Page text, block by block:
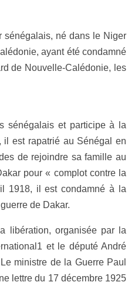
sénégalais, né dans le Niger
ayant été condamné
de Nouvelle-Calédonie, les
sénégalais et participe à la
il est rapatrié au Sénégal en
de rejoindre sa famille au
pour « complot contre la
1918, il est condamné à la
de Dakar.
libération, organisée par la
et le député André
ministre de la Guerre Paul
lettre du 17 décembre 1925